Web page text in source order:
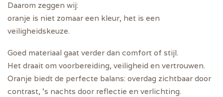
Daarom zeggen wij:
oranje is niet zomaar een kleur, het is een
veiligheidskeuze.
Goed materiaal gaat verder dan comfort of stijl.
Het draait om voorbereiding, veiligheid en vertrouwen.
Oranje biedt de perfecte balans: overdag zichtbaar door
contrast, ’s nachts door reflectie en verlichting.